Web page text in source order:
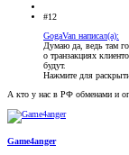
#12
GogaVan написал(а):
Думаю да, ведь там
о транзакциях
будут.
Нажмите для
А кто у нас в РФ обменами и
Game4anger